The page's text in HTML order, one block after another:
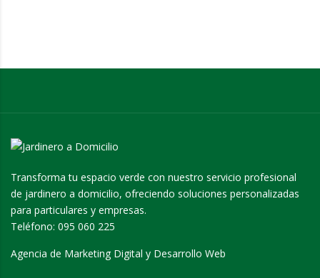
Transforma tu espacio verde con nuestro servicio profesional
de jardinero a domicilio, ofreciendo soluciones personalizadas
para particulares y empresas.
Teléfono: 095 060 225
Agencia de Marketing Digital y Desarrollo Web